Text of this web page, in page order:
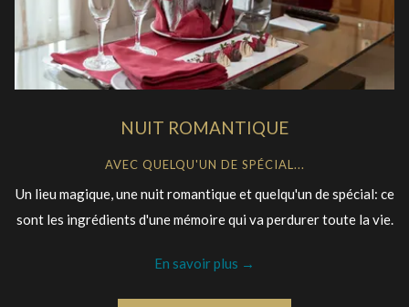
NUIT ROMANTIQUE
AVEC QUELQU'UN DE SPÉCIAL...
Un lieu magique, une nuit romantique et quelqu'un de spécial: ce
sont les ingrédients d'une mémoire qui va perdurer toute la vie.
En savoir plus